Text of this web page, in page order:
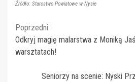
Źródło: Starostwo Powiatowe w Nysie
Continue
Reading
Poprzedni:
Odkryj magię malarstwa z Moniką
warsztatach!
Seniorzy na scenie: Nyski